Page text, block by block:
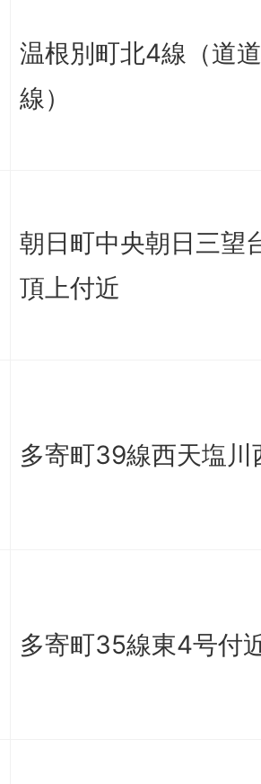
温根別町北4線（道
線）
朝日町中央朝日三望
頂上付近
多寄町39線西天塩川
多寄町35線東4号付